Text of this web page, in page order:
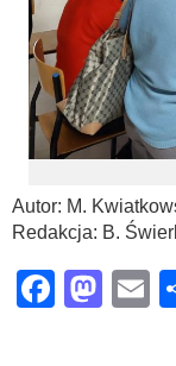
Autor: M.
Redakcja: B.